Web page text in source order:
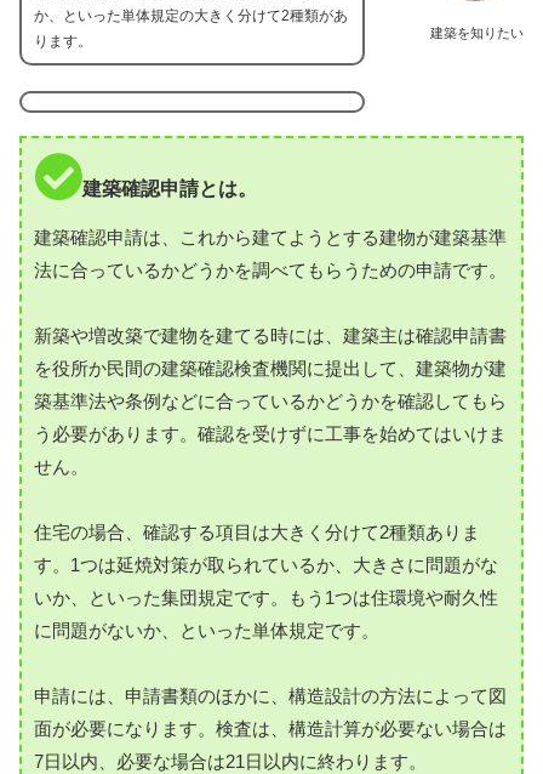
建築を知りたい
か、といった単体規定の大きく分けて2種類があ
ります。
建築確認申請とは。
建築確認申請は、これから建てようとする建物が建築基準
法に合っているかどうかを調べてもらうための申請です。
新築や増改築で建物を建てる時には、建築主は確認申請書
を役所か民間の建築確認検査機関に提出して、建築物が建
築基準法や条例などに合っているかどうかを確認してもら
う必要があります。確認を受けずに工事を始めてはいけま
せん。
住宅の場合、確認する項目は大きく分けて2種類ありま
す。1つは延焼対策が取られているか、大きさに問題がな
いか、といった集団規定です。もう1つは住環境や耐久性
に問題がないか、といった単体規定です。
申請には、申請書類のほかに、構造設計の方法によって図
面が必要になります。検査は、構造計算が必要ない場合は
7日以内、必要な場合は21日以内に終わります。